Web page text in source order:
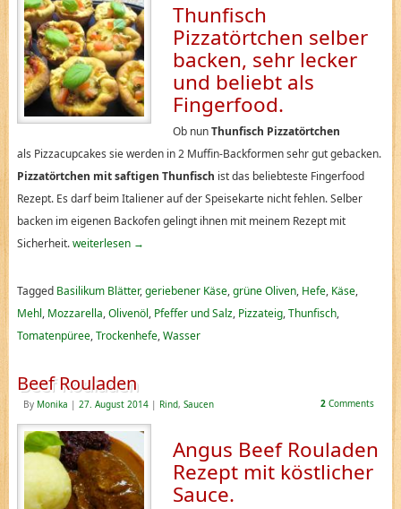
Thunfisch
Pizzatörtchen selber
backen, sehr lecker
und beliebt als
Fingerfood.
Ob nunThunfisch Pizzatörtchen
als Pizzacupcakes sie werden in 2 Muffin-Backformen sehr gut gebacken.
Pizzatörtchen mit saftigen Thunfisch ist das beliebteste Fingerfood
Rezept. Es darf beim Italiener auf der Speisekarte nicht fehlen. Selber
backen im eigenen Backofen gelingt ihnen mit meinem Rezept mit
Sicherheit. weiterlesen →
Tagged Basilikum Blätter,geriebener Käse,grüne Oliven, Hefe, Käse,
Mehl, Mozzarella,Olivenöl, Pfeffer und Salz, Pizzateig,Thunfisch,
Tomatenpüree,Trockenhefe,Wasser
Beef Rouladen
By Monika | 27. August 2014 | Rind, Saucen 2 Comments
Angus Beef Rouladen
Rezept mit köstlicher
Sauce.